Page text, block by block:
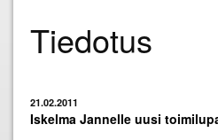
Tiedotus
21.02.2011
Iskelma Jannelle uusi